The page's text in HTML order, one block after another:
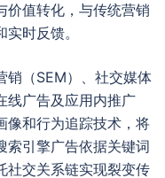
价值转化，与传统营销
时反馈。
销（SEM）、社交媒体
线广告及应用内推广
像和行为追踪技术，将
索引擎广告依据关键词
社交关系链实现裂变传